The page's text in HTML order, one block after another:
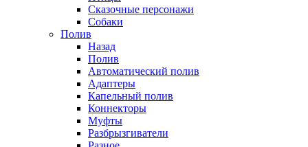
Сказочные персонажи
Собаки
Полив
Назад
Полив
Автоматический полив
Адаптеры
Капельный полив
Коннекторы
Муфты
Разбрызгиватели